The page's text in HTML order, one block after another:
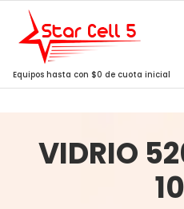
Saltar
contenido
Equipos hasta con $0 de cuota inicial
VIDRIO